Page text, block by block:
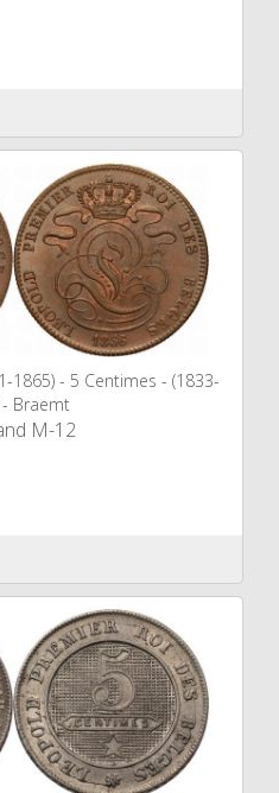
1865) - 5 Centimes - (1833-
- Braemt
M-12